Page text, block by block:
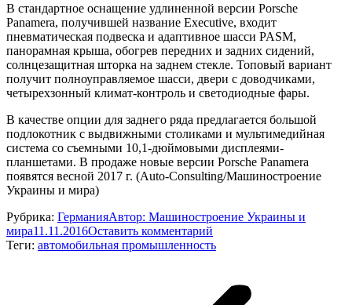
В стандартное оснащение удлиненной версии Porsche
Panamera, получившей название Executive, входит
пневматическая подвеска и адаптивное шасси PASM,
панорамная крыша, обогрев передних и задних сидений,
солнцезащитная шторка на заднем стекле. Топовый вариант
получит полноуправляемое шасси, двери с доводчиками,
четырехзонный климат-контроль и светодиодные фары.
В качестве опции для заднего ряда предлагается большой
подлокотник с выдвижными столиками и мультимедийная
система со съемными 10,1-дюймовыми дисплеями-
планшетами. В продаже новые версии Porsche Panamera
появятся весной 2017 г. (Auto-Consulting/Машиностроение
Украины и мира)
Рубрика: ГерманияАвтор: Машиностроение Украины и
мира11.11.2016Оставить комментарий
Теги: автомобильная промышленность